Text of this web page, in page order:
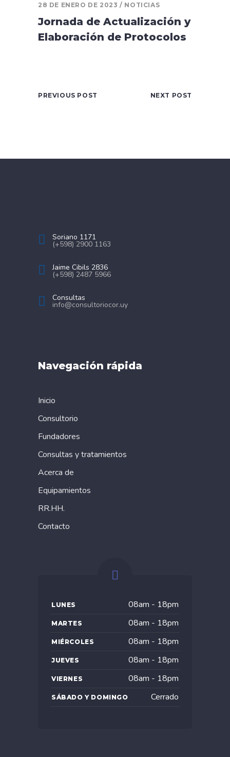
28 DE ENERO DE 2023 NOTICIAS
Jornada de Actualización y
Elaboración de Protocolos
PREVIOUS POST NEXT POST
Soriano 1171
(+598) 2900 1163
Jaime Cibils 2836
(+598) 2487 5966
Consultas
info@consultoriocor.uy
Navegación rápida
Inicio
Consultorio
Fundadores
Consultas y tratamientos
Acerca de
Equipamientos
RR.HH.
Contacto
LUNES 08am - 18pm
MARTES 08am - 18pm
MIÉRCOLES 08am - 18pm
JUEVES 08am - 18pm
VIERNES 08am - 18pm
SÁBADO Y DOMINGO Cerrado